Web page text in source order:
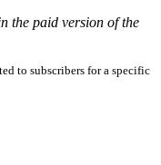
the paid version of the
to subscribers for a specific